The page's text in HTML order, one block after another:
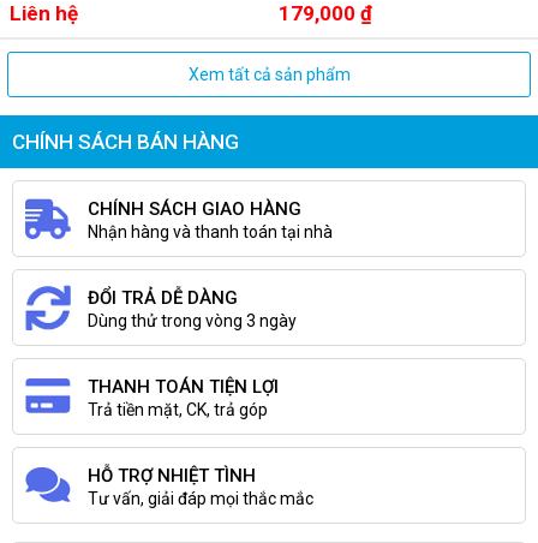
Liên hệ 179,000 ₫
Xem tất cả sản phẩm
CHÍNH SÁCH BÁN HÀNG
CHÍNH SÁCH GIAO HÀNG
Nhận hàng và thanh toán tại nhà
ĐỔI TRẢ DỄ DÀNG
Dùng thử trong vòng 3 ngày
THANH TOÁN TIỆN LỢI
Trả tiền mặt, CK, trả góp
HỖ TRỢ NHIỆT TÌNH
Tư vấn, giải đáp mọi thắc mắc